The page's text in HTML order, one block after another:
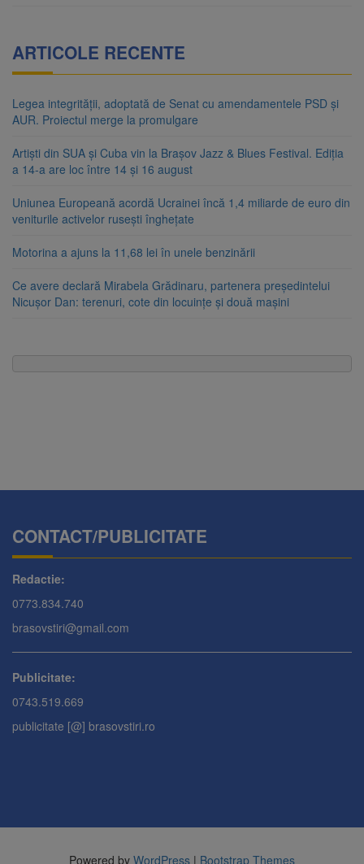
ARTICOLE RECENTE
Legea integrității, adoptată de Senat cu amendamentele PSD și
AUR. Proiectul merge la promulgare
Artiști din SUA și Cuba vin la Brașov Jazz & Blues Festival. Ediția
a 14-a are loc între 14 și 16 august
Uniunea Europeană acordă Ucrainei încă 1,4 miliarde de euro din
veniturile activelor rusești înghețate
Motorina a ajuns la 11,68 lei în unele benzinării
Ce avere declară Mirabela Grădinaru, partenera președintelui
Nicușor Dan: terenuri, cote din locuințe și două mașini
CONTACT/PUBLICITATE
Redactie:
0773.834.740
brasovstiri@gmail.com
Publicitate:
0743.519.669
publicitate [@] brasovstiri.ro
Powered by WordPress | Bootstrap Themes